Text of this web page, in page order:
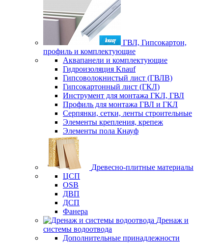
ГВЛ, Гипсокартон,
профиль и комплектующие
Аквапанели и комплектующие
Гидроизоляция Knauf
Гипсоволокнистый лист (ГВЛВ)
Гипсокартонный лист (ГКЛ)
Инструмент для монтажа ГКЛ, ГВЛ
Профиль для монтажа ГВЛ и ГКЛ
Серпянки, сетки, ленты строительные
Элементы крепления, крепеж
Элементы пола Кнауф
Древесно-плитные материалы
ЦСП
OSB
ДВП
ДСП
Фанера
Дренаж и
системы водоотвода
Дополнительные принадлежности